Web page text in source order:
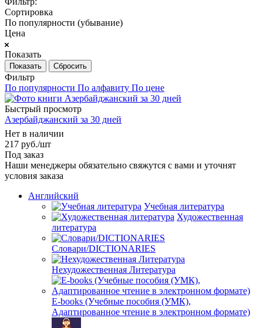
Сортировка
По популярности (убывание)
Цена
Показать
Сбросить
Фильтр
По популярности По алфавиту По цене
Быстрый просмотр
Азербайджанский за 30 дней
Нет в наличии
217 руб./шт
Под заказ
Наши менеджеры обязательно свяжутся с вами и уточнят
условия заказа
Английский
Учебная литература
Художественная
литература
Словари/DICTIONARIES
Нехудожественная Литература
E-books (Учебные пособия (УМК),
Адаптированное чтение в электронном формате)